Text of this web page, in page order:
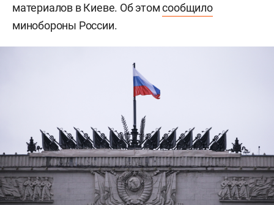
материалов в Киеве. Об этомсообщило
минобороны России.